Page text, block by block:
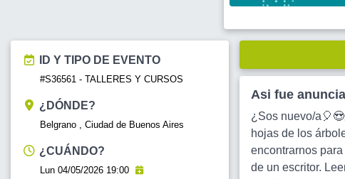
ID Y TIPO DE EVENTO
#S36561 - TALLERES Y CURSOS
¿DÓNDE?
Belgrano , Ciudad de Buenos Aires
¿CUÁNDO?
Lun 04/05/2026 19:00
Asi fue
¿Sos nuevo/
hojas de los
encontrarnos
de un escritor.